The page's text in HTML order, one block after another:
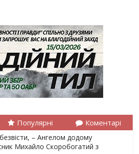
Популярні Коментарі
– Ангелом додому
Михайло Скоробогатий з